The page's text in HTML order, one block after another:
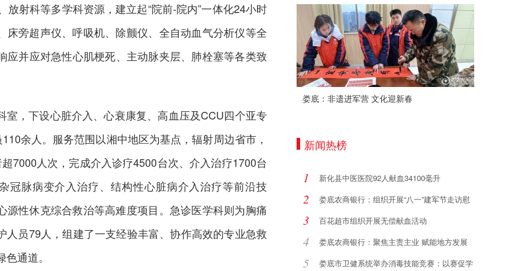
射科等多学科资源，建立起“院前-院内”一体化24小时
床旁超声仪、呼吸机、除颤仪、全自动血气分析仪等全
应并应对急性心肌梗死、主动脉夹层、肺栓塞等各类致
室，下设心脏介入、心衰康复、高血压及CCU四个亚专
余人。服务范围以湘中地区为基点，辐射周边省市，
7000人次，完成介入诊疗4500台次、介入治疗1700台
冠脉病变介入治疗、结构性心脏病介入治疗等前沿技
源性休克综合救治等高难度项目。急诊医学科则为胸痛
人员79人，组建了一支经验丰富、协作高效的专业急救
通道。
娄底：非遗进军营 文化迎新春
新闻热榜
1 新化县中医医院92人献血34100毫升
2 娄底农商银行：组织开展“八一”建军节走访慰
3 百花超市组织开展无偿献血活动
4 娄底农商银行：聚焦主责主业 赋能地方发展
5
娄底市卫健系统举办消毒技能竞赛：以赛促学